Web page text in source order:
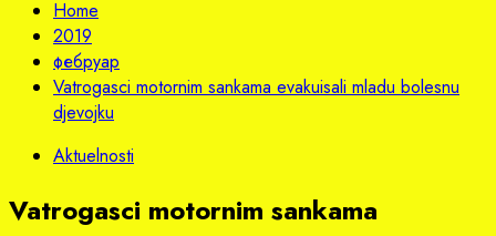
Home
2019
фебруар
Vatrogasci motornim sankama evakuisali mladu bolesnu
djevojku
Aktuelnosti
Vatrogasci motornim sankama